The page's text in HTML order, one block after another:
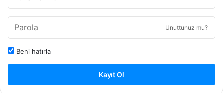
Unuttunuz mu?
Beni hatırla
Kayıt Ol